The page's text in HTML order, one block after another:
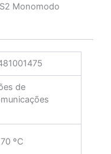
Monomodo
de
ºC